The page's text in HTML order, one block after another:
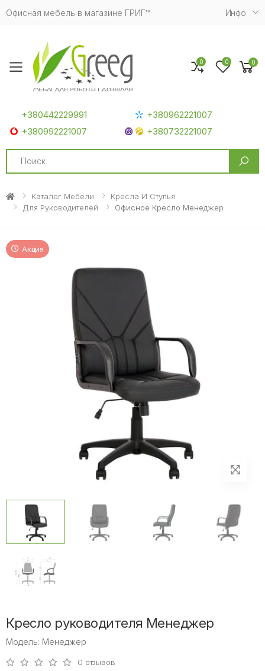
Офисная мебель в магазине ГРИГ™ Инфо
Toggle mobile menu
+380442229991
+380962221007
+380992221007
+380732221007
Search
0 0 0
Каталог Мебели
Кресла И Стулья
Для Руководителей
Офисное Кресло Менеджер
Акция
Кресло руководителя Менеджер
Модель: Менеджер
0 отзывов